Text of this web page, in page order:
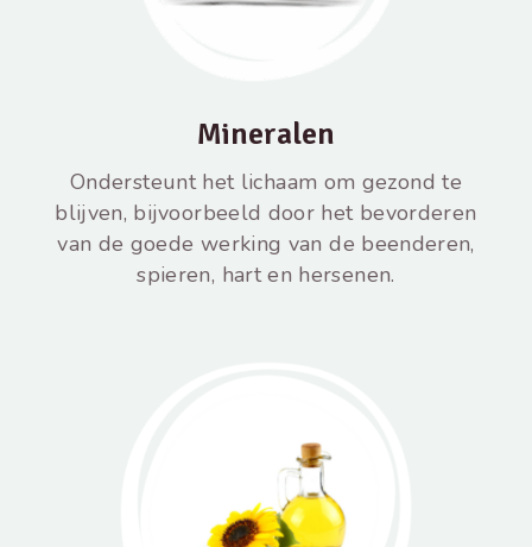
Mineralen
Ondersteunt het lichaam om gezond te
blijven, bijvoorbeeld door het bevorderen
van de goede werking van de beenderen,
spieren, hart en hersenen.